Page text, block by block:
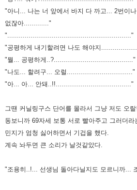
"아니... 나는 너 앞에서 바지 다 까고... 2번이
없잖아............."
"................................................................"
"공평하게 내기할려면 나도 해야지
"뭘... 공평하게..?........................................."
"나도... 할려구... 오럴.................................."
"아... 아... 안돼..!!......................................."
그땐 커닐링구스 단어를 몰라서 그냥 저도 오
동보니까 69자세 보통 서로 빨아주고 그러더라
민지가 엄청 싫어하면서 기겁을 했다.
계속 놔두면 큰 소리가 날것같았다.
"조용히..!... 선생님 돌아다닐지도 모르니까...